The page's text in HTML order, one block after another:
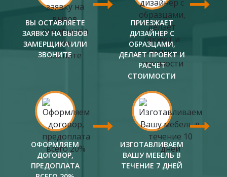
ВЫ ОСТАВЛЯЕТЕ
ЗАЯВКУ НА ВЫЗОВ
ЗАМЕРЩИКА ИЛИ
ЗВОНИТЕ
ПРИЕЗЖАЕТ
ДИЗАЙНЕР С
ОБРАЗЦАМИ,
ДЕЛАЕТ ПРОЕКТ И
РАСЧЕТ
СТОИМОСТИ
ОФОРМЛЯЕМ
ДОГОВОР,
ПРЕДОПЛАТА
ИЗГОТАВЛИВАЕМ
ВАШУ МЕБЕЛЬ В
ТЕЧЕНИЕ 7 ДНЕЙ